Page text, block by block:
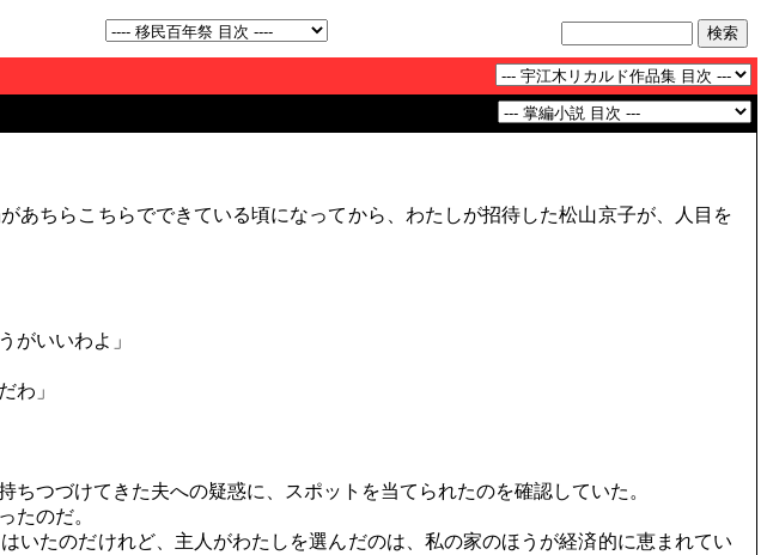
ちらこちらでできている頃になってから、わたしが招待した松山京子が、人目を
がいいわよ」
わ」
つづけてきた夫への疑惑に、スポットを当てられたのを確認していた。
たのだ。
たのだけれど、主人がわたしを選んだのは、私の家のほうが経済的に恵まれてい